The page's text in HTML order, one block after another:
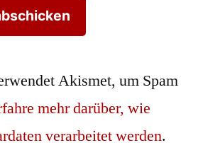
Akismet, um Spam
mehr darüber, wie
verarbeitet werden.